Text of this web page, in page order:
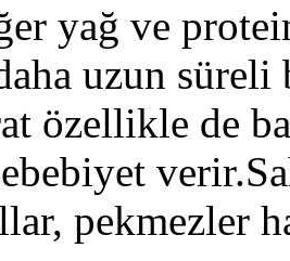
yağ ve
uzun süreli
özellikle de
pekmezler